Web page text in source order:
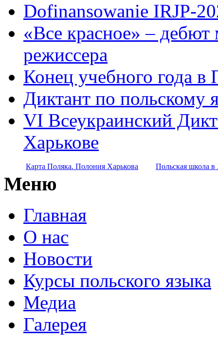
Dofinansowanie IRJP-
«Все красное» – дебют
режиссера
Конец учебного года в
Диктант по польскому
VI Всеукраинский
Харькове
Карта Поляка. Полония Харькова Польская школа в
Меню
Главная
О нас
Новости
Курсы польского языка
Медиа
Галерея